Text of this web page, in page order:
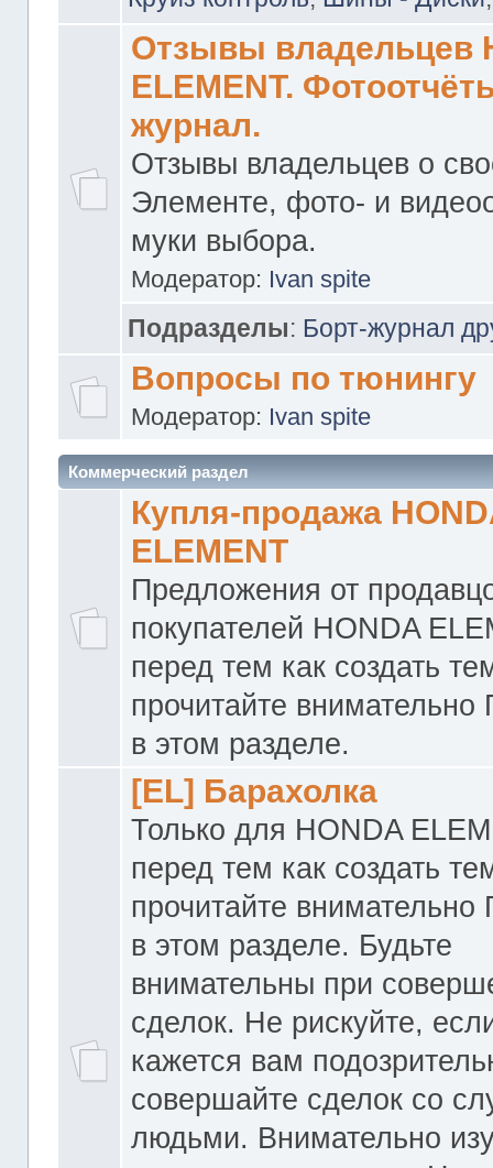
Отзывы владельцев
ELEMENT.
журнал.
Отзывы владельцев о
Элементе, фото- и
муки выбора.
Модератор: Ivan spite
Подразделы: Борт-журнал
Вопросы по тюнингу
Модератор: Ivan spite
Коммерческий раздел
Купля-продажа
ELEMENT
Предложения от
покупателей HONDA
перед тем как создать
прочитайте
в этом разделе.
[EL] Барахолка
Только для HONDA
перед тем как создать
прочитайте
в этом разделе. Будьте
внимательны при
сделок. Не рискуйте,
кажется вам
совершайте сделок со
людьми. Внимательно